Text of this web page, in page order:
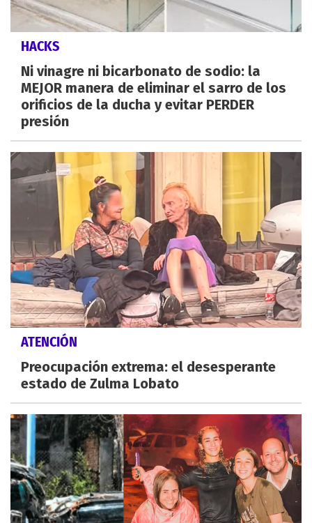
HACKS
Ni vinagre ni bicarbonato de sodio: la
MEJOR manera de eliminar el sarro de los
orificios de la ducha y evitar PERDER
presión
ATENCIÓN
Preocupación extrema: el desesperante
estado de Zulma Lobato